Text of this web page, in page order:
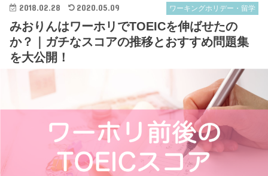
ワーキングホリデー・留学
2018.02.28 2020.05.09
みおりんはワーホリでTOEICを伸ばせたの
か？｜ガチなスコアの推移とおすすめ問題集
を大公開！